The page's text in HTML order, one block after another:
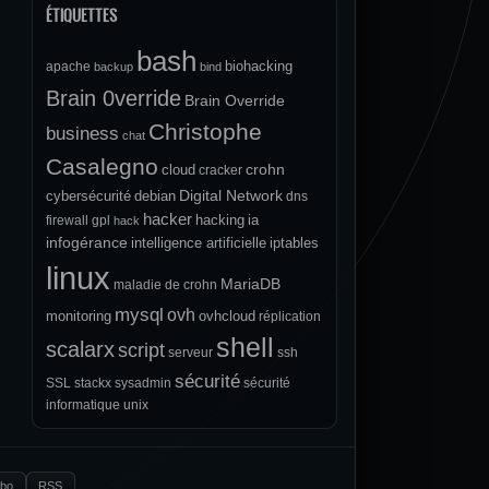
ÉTIQUETTES
apache backup bash bind biohacking
Brain 0verride Brain Override
business chat Christophe
Casalegno cloud cracker crohn
cybersécurité debian Digital Network dns
firewall
gpl hack hacker hacking ia
infogérance intelligence artificielle iptables
linux maladie de crohn MariaDB
monitoring mysql ovh ovhcloud réplication
scalarxscript serveur shell
ssh
SSL stackx sysadmin sécurité sécurité
informatique unix
RSS